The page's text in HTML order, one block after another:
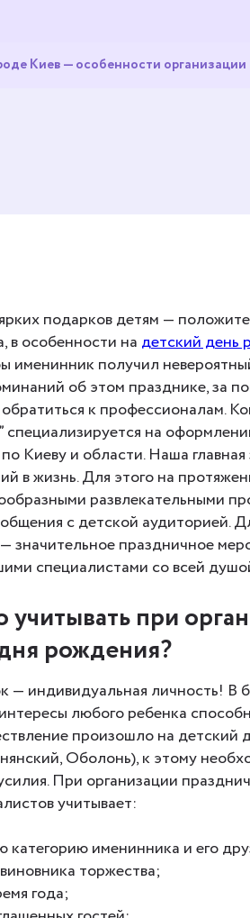
Киев — особенности организации
подарков детям —
в особенности на детский день
именинник получил
об этом празднике, за
к профессионалам.
специализируется на
Киеву и области. Наша
в жизнь. Для этого на
развлекательными
с детской аудиторией.
значительное праздничное
специалистами со всей
при
рождения?
— индивидуальная личность! В
любого ребенка
произошло на детский
Оболонь), к этому
При организации
учитывает:
категорию именинника и его
торжества;
года;